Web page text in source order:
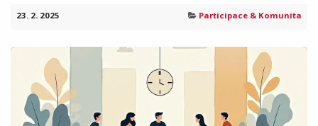
23. 2. 2025 Participace & Komunita